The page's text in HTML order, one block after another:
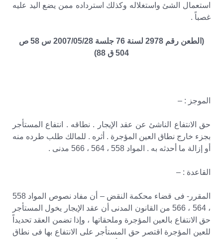
استعمال الشئ واستغلاله وكذلك استرداده ممن يضع اليد عليه
غصباً .
(الطعن رقم 2978 لسنة 76 جلسة 2007/05/28 س 58 ص
504 ق 88)
الموجز : –
حق الانتفاع الناشئ عن عقد الإيجار . نطاقه . انتفاع المستأجر
بجزء خارج نطاق العين المؤجرة . أثره . للمالك طلب طرده منه
أو إزالة ما أحدثه به . المواد 558 ، 564 ، 566 مدنى .
القاعدة : –
المقرر- فى قضاء محكمة النقض – أن مفاد نصوص المواد 558
، 564 ، 566 من القانون المدنى أن عقد الإيجار يخول المستأجر
حق الانتفاع بالعين المؤجرة وملحقاتها ، وإذا تضمن العقد تحديداً
للعين المؤجرة اقتصر حق المستأجر على الانتفاع بها فى نطاق